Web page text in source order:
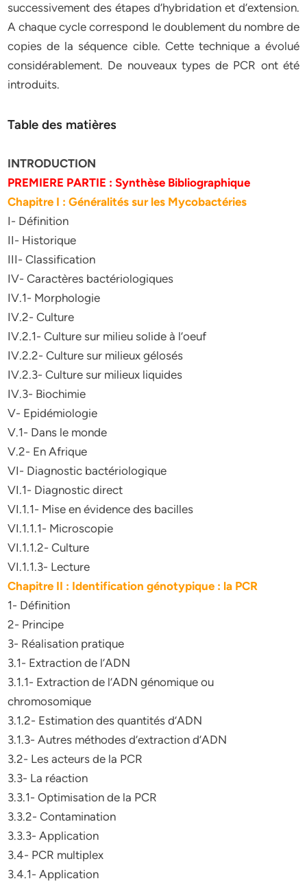
successivement des étapes d’hybridation et d’extension.
A chaque cycle correspond le doublement du nombre de
copies de la séquence cible. Cette technique a évolué
considérablement. De nouveaux types de PCR ont été
introduits.
Table des matières
INTRODUCTION
PREMIERE PARTIE : Synthèse Bibliographique
Chapitre I : Généralités sur les Mycobactéries
I- Définition
II- Historique
III- Classification
IV- Caractères bactériologiques
IV.1- Morphologie
IV.2- Culture
IV.2.1- Culture sur milieu solide à l’oeuf
IV.2.2- Culture sur milieux gélosés
IV.2.3- Culture sur milieux liquides
IV.3- Biochimie
V- Epidémiologie
V.1- Dans le monde
V.2- En Afrique
VI- Diagnostic bactériologique
VI.1- Diagnostic direct
VI.1.1- Mise en évidence des bacilles
VI.1.1.1- Microscopie
VI.1.1.2- Culture
VI.1.1.3- Lecture
Chapitre II : Identification génotypique : la PCR
1- Définition
2- Principe
3- Réalisation pratique
3.1- Extraction de l’ADN
3.1.1- Extraction de l’ADN génomique ou
chromosomique
3.1.2- Estimation des quantités d’ADN
3.1.3- Autres méthodes d’extraction d’ADN
3.2- Les acteurs de la PCR
3.3- La réaction
3.3.1- Optimisation de la PCR
3.3.2- Contamination
3.3.3- Application
3.4- PCR multiplex
3.4.1- Application